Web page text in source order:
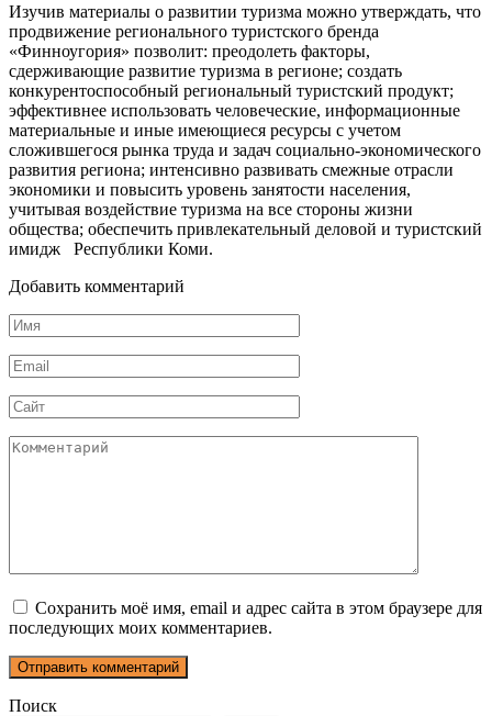
Изучив материалы о развитии туризма можно утверждать, что
продвижение регионального туристского бренда
«Финноугория» позволит: преодолеть факторы,
сдерживающие развитие туризма в регионе; создать
конкурентоспособный региональный туристский продукт;
эффективнее использовать человеческие, информационные
материальные и иные имеющиеся ресурсы с учетом
сложившегося рынка труда и задач социально-экономического
развития региона; интенсивно развивать смежные отрасли
экономики и повысить уровень занятости населения,
учитывая воздействие туризма на все стороны жизни
общества; обеспечить привлекательный деловой и туристский
имидж Республики Коми.
Добавить комментарий
Имя
*
Email
*
Сайт
Комментарий
Сохранить моё имя, email и адрес сайта в этом браузере для
последующих моих комментариев.
Поиск